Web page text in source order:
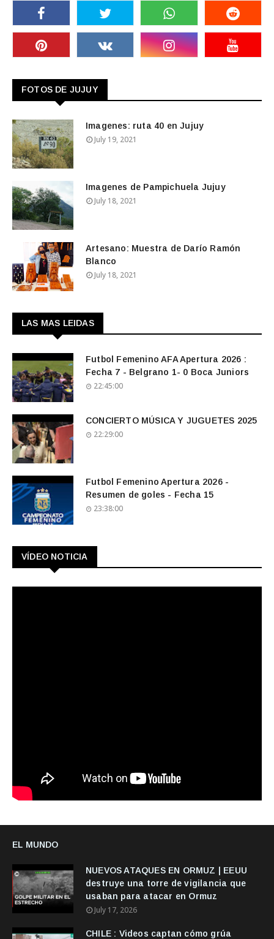
FOTOS DE JUJUY
Imagenes: ruta 40 en Jujuy
July 19, 2021
Imagenes de Pampichuela Jujuy
July 18, 2021
Artesano: Muestra de Darío Ramón
Blanco
July 18, 2021
LAS MAS LEIDAS
Futbol Femenino AFA Apertura 2026 :
Fecha 7 - Belgrano 1- 0 Boca Juniors
22:45:00
CONCIERTO MÚSICA Y JUGUETES 2025
22:29:00
Futbol Femenino Apertura 2026 -
Resumen de goles - Fecha 15
23:38:00
VÍDEO NOTICIA
EL MUNDO
NUEVOS ATAQUES EN ORMUZ | EEUU
destruye una torre de vigilancia que
usaban para atacar en Ormuz
July 17, 2026
CHILE : Videos captan cómo grúa